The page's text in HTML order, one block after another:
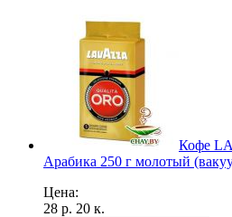
Кофе
Арабика 250 г молотый
Цена:
28 р. 20 к.